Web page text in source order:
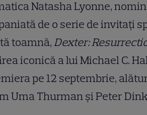
Natasha Lyonne,
de o serie de invitați
toamnă,Dexter:
iconică a lui Michael C.
pe 12 septembrie,
Uma Thurman și Peter